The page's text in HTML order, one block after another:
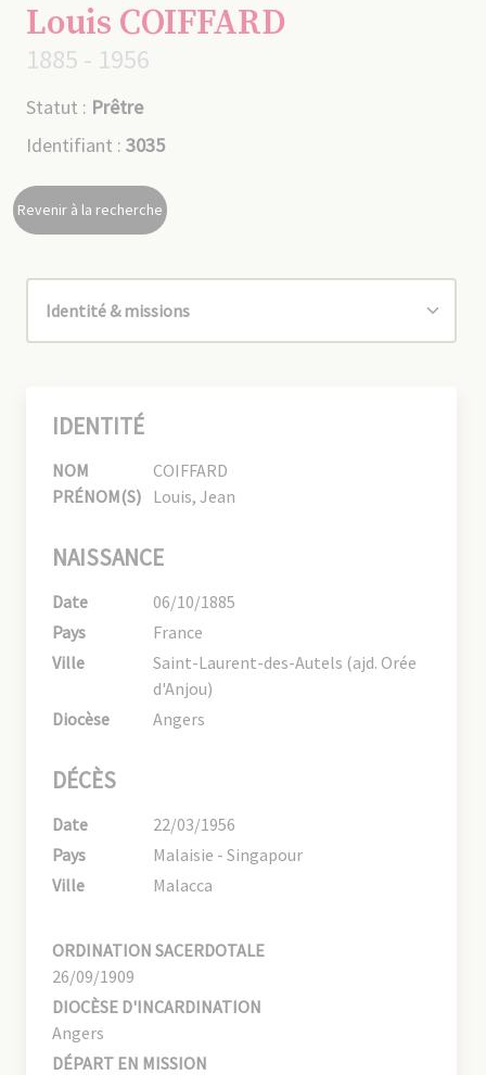
Louis COIFFARD
1885 - 1956
Statut : Prêtre
Identifiant : 3035
Revenir à la recherche
IDENTITÉ
NOM
COIFFARD
PRÉNOM(S) Louis, Jean
NAISSANCE
Date
06/10/1885
Pays
France
Ville
Saint-Laurent-des-Autels (ajd. Orée
d'Anjou)
Diocèse
Angers
DÉCÈS
Date
22/03/1956
Pays
Malaisie - Singapour
Ville
Malacca
ORDINATION SACERDOTALE
26/09/1909
DIOCÈSE D'INCARDINATION
Angers
DÉPART EN MISSION